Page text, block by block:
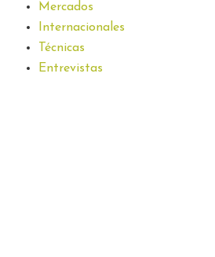
Mercados
Internacionales
Técnicas
Entrevistas